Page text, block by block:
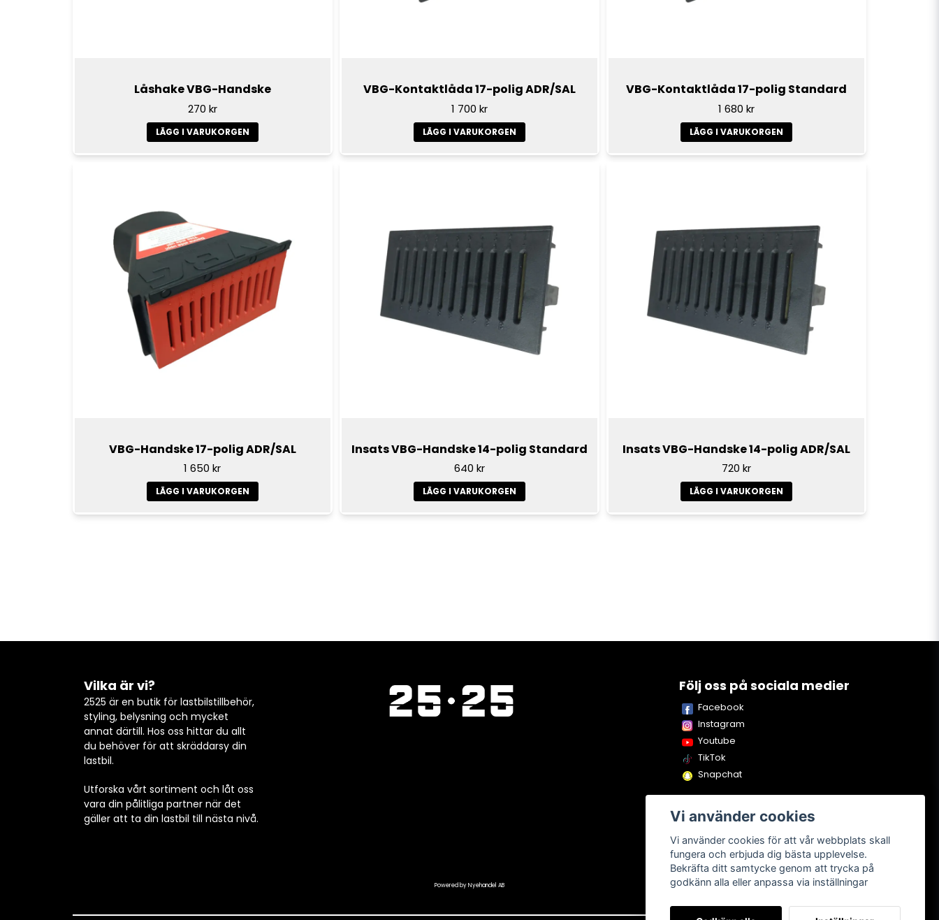
Låshake VBG-Handske
270 kr
LÄGG I VARUKORGEN
VBG-Kontaktlåda 17-polig ADR/SAL
1 700 kr
LÄGG I VARUKORGEN
VBG-Kontaktlåda 17-polig Standard
1 680 kr
LÄGG I VARUKORGEN
VBG-Handske 17-polig ADR/SAL
1 650 kr
LÄGG I VARUKORGEN
Insats VBG-Handske 14-polig Standard
640 kr
LÄGG I VARUKORGEN
Insats VBG-Handske 14-polig ADR/SAL
720 kr
LÄGG I VARUKORGEN
Vilka är vi?
2525 är en butik för lastbilstillbehör,
styling, belysning och mycket
annat därtill. Hos oss hittar du allt
du behöver för att skräddarsy din
lastbil.
Utforska vårt sortiment och låt oss
vara din pålitliga partner när det
gäller att ta din lastbil till nästa nivå.
Följ oss på sociala medier
Facebook
Instagram
Youtube
TikTok
Snapchat
Powered by Nyehandel AB
Vi använder cookies
Vi använder cookies för att vår webbplats skall
fungera och erbjuda dig bästa upplevelse.
Bekräfta ditt samtycke genom att trycka på
godkänn alla eller anpassa via inställningar